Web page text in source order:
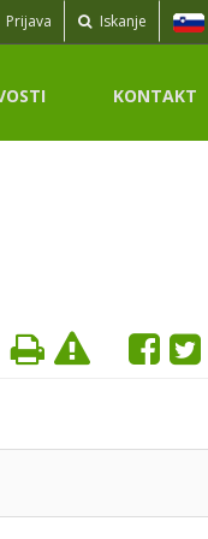
Prijava Iskanje
KONTAKT